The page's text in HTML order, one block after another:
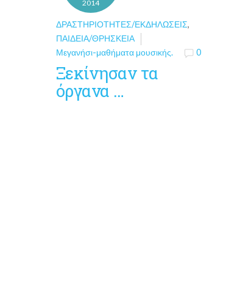
2014
ΔΡΑΣΤΗΡΙΌΤΗΤΕΣ/ΕΚΔΗΛΏΣΕΙΣ,
ΠΑΙΔΕΊΑ/ΘΡΗΣΚΕΊΑ
Μεγανήσι-μαθήματα μουσικής.
0
Ξεκίνησαν τα
όργανα …